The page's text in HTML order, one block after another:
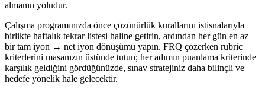
almanın yoludur.
Çalışma programınızda önce çözünürlük kurallarını istisnalarıyla
birlikte haftalık tekrar listesi haline getirin, ardından her gün en az
bir tam iyon → net iyon dönüşümü yapın. FRQ çözerken rubric
kriterlerini masanızın üstünde tutun; her adımın puanlama kriterinde
karşılık geldiğini gördüğünüzde, sınav stratejiniz daha bilinçli ve
hedefe yönelik hale gelecektir.